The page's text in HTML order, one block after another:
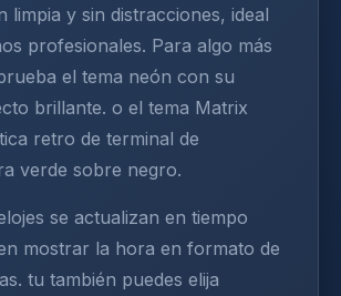
limpia y sin distracciones, ideal
profesionales. Para algo más
el tema neón con su
brillante. o el tema Matrix
retro de terminal de
verde sobre negro.
se actualizan en tiempo
mostrar la hora en formato de
tu también puedes elija